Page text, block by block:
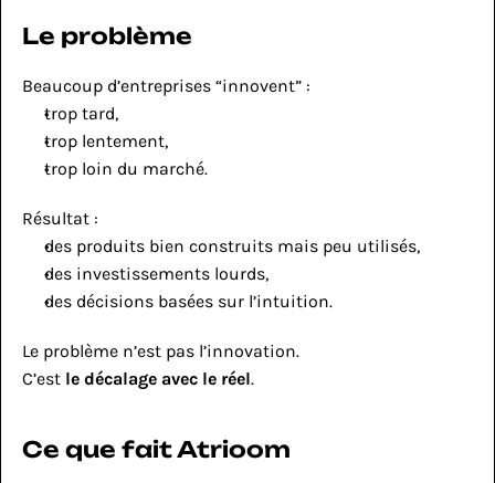
Le problème
Beaucoup d’entreprises “innovent” :
trop tard,
trop lentement,
trop loin du marché.
Résultat :
des produits bien construits mais peu utilisés,
des investissements lourds,
des décisions basées sur l’intuition.
Le problème n’est pas l’innovation.
C’est le décalage avec le réel.
Ce que fait Atrioom